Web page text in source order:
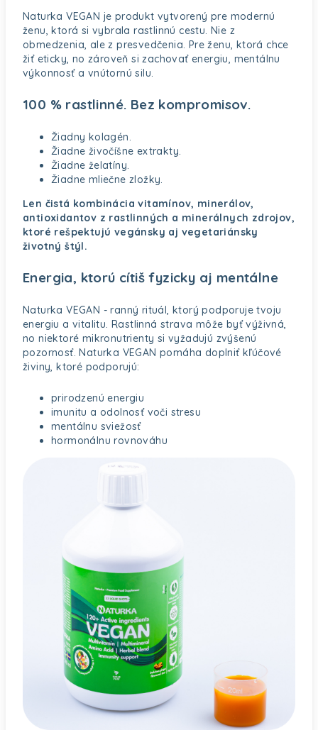
Naturka VEGAN je produkt vytvorený pre modernú
ženu, ktorá si vybrala rastlinnú cestu. Nie z
obmedzenia, ale z presvedčenia. Pre ženu, ktorá chce
žiť eticky, no zároveň si zachovať energiu, mentálnu
výkonnosť a vnútornú silu.
100 % rastlinné. Bez kompromisov.
Žiadny kolagén.
Žiadne živočíšne extrakty.
Žiadne želatíny.
Žiadne mliečne zložky.
Len čistá kombinácia vitamínov, minerálov,
antioxidantov z rastlinných a minerálnych zdrojov,
ktoré rešpektujú vegánsky aj vegetariánsky
životný štýl.
Energia, ktorú cítiš fyzicky aj mentálne
Naturka VEGAN - ranný rituál, ktorý podporuje tvoju
energiu a vitalitu. Rastlinná strava môže byť výživná,
no niektoré mikronutrienty si vyžadujú zvýšenú
pozornosť. Naturka VEGAN pomáha doplniť kľúčové
živiny, ktoré podporujú:
prirodzenú energiu
imunitu a odolnosť voči stresu
mentálnu sviežosť
hormonálnu rovnováhu